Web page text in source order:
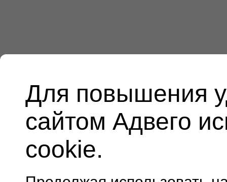
Для повышения
сайтом Адвего
cookie.